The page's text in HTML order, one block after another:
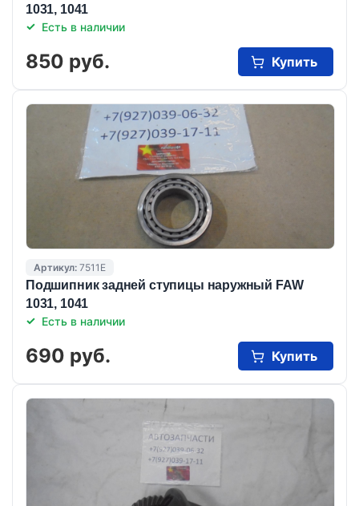
1031, 1041
Есть в наличии
850 руб. Купить
Артикул: 7511E
Подшипник задней ступицы наружный FAW
1031, 1041
Есть в наличии
690 руб. Купить